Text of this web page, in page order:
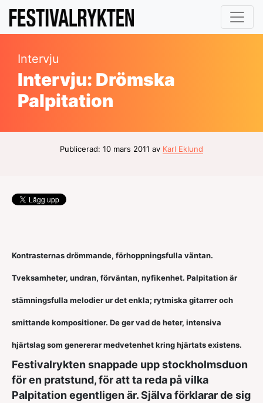
Intervju
Intervju: Drömska
Palpitation
Publicerad: 10 mars 2011 av Karl Eklund
Kontrasternas drömmande, förhoppningsfulla väntan.
Tveksamheter, undran, förväntan, nyfikenhet. Palpitation är
stämningsfulla melodier ur det enkla; rytmiska gitarrer och
smittande kompositioner. De ger vad de heter, intensiva
hjärtslag som genererar medvetenhet kring hjärtats existens.
Festivalrykten snappade upp stockholmsduon
för en pratstund, för att ta reda på vilka
Palpitation egentligen är. Själva förklarar de sig